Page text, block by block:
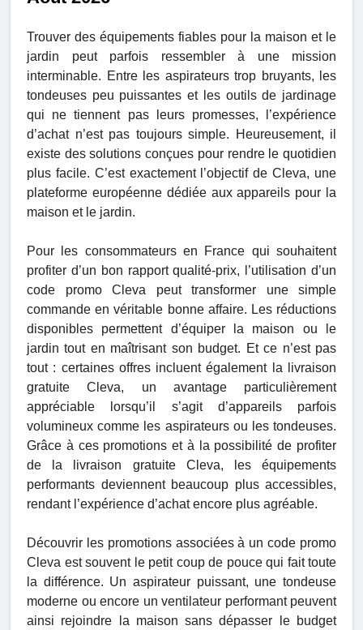
Trouver des équipements fiables pour la maison et le
jardin peut parfois ressembler à une mission
interminable. Entre les aspirateurs trop bruyants, les
tondeuses peu puissantes et les outils de jardinage
qui ne tiennent pas leurs promesses, l’expérience
d’achat n’est pas toujours simple. Heureusement, il
existe des solutions conçues pour rendre le quotidien
plus facile. C’est exactement l’objectif de Cleva, une
plateforme européenne dédiée aux appareils pour la
maison et le jardin.
Pour les consommateurs en France qui souhaitent
profiter d’un bon rapport qualité-prix, l’utilisation d’un
code promo Cleva peut transformer une simple
commande en véritable bonne affaire. Les réductions
disponibles permettent d’équiper la maison ou le
jardin tout en maîtrisant son budget. Et ce n’est pas
tout : certaines offres incluent également la livraison
gratuite Cleva, un avantage particulièrement
appréciable lorsqu’il s’agit d’appareils parfois
volumineux comme les aspirateurs ou les tondeuses.
Grâce à ces promotions et à la possibilité de profiter
de la livraison gratuite Cleva, les équipements
performants deviennent beaucoup plus accessibles,
rendant l’expérience d’achat encore plus agréable.
Découvrir les promotions associées à un code promo
Cleva est souvent le petit coup de pouce qui fait toute
la différence. Un aspirateur puissant, une tondeuse
moderne ou encore un ventilateur performant peuvent
ainsi rejoindre la maison sans dépasser le budget